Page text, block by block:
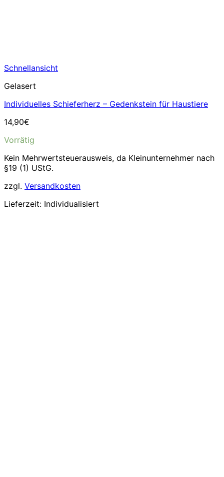
Schnellansicht
Gelasert
Individuelles Schieferherz – Gedenkstein für Haustiere
14,90€
Vorrätig
Kein Mehrwertsteuerausweis, da Kleinunternehmer nach
§19 (1) UStG.
zzgl. Versandkosten
Lieferzeit: Individualisiert